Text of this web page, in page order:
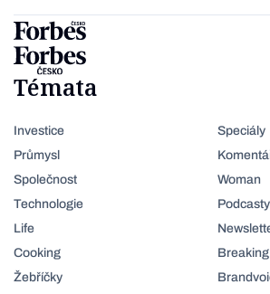
Témata
Investice
Průmysl
Společnost
Technologie
Life
Cooking
Žebříčky
Speciály
Woman
Podcasty